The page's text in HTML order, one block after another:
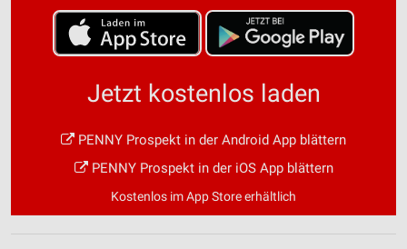
Jetzt kostenlos laden
PENNY Prospekt in der Android App blättern
PENNY Prospekt in der iOS App blättern
Kostenlos im App Store erhältlich